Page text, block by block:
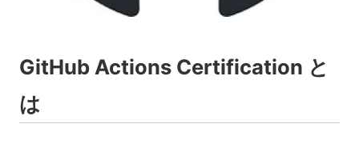
GitHub Actions Certification と
は